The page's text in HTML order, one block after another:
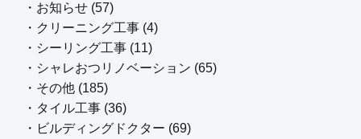
・お知らせ (57)
・クリーニング工事 (4)
・シーリング工事 (11)
・シャレおつリノベーション (65)
・その他 (185)
・タイル工事 (36)
・ビルディングドクター (69)